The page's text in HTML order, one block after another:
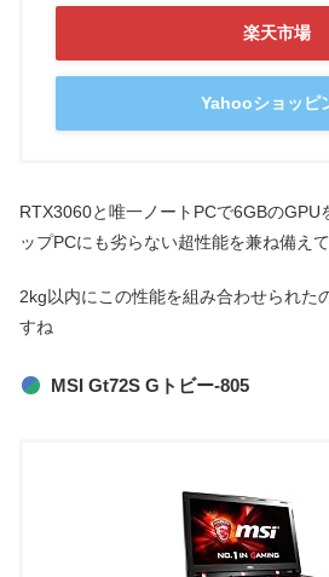
楽天市場
Yahooショッピ
RTX3060と唯一ノートPCで6GBのGPU
ップPCにも劣らない超性能を兼ね備え
2kg以内にこの性能を組み合わせられた
すね
MSI Gt72S Gトビー-805